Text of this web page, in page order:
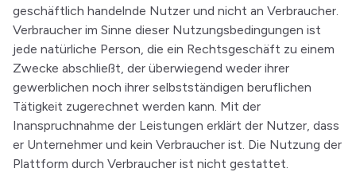
geschäftlich handelnde Nutzer und nicht an Verbraucher.
Verbraucher im Sinne dieser Nutzungsbedingungen ist
jede natürliche Person, die ein Rechtsgeschäft zu einem
Zwecke abschließt, der überwiegend weder ihrer
gewerblichen noch ihrer selbstständigen beruflichen
Tätigkeit zugerechnet werden kann. Mit der
Inanspruchnahme der Leistungen erklärt der Nutzer, dass
er Unternehmer und kein Verbraucher ist. Die Nutzung der
Plattform durch Verbraucher ist nicht gestattet.